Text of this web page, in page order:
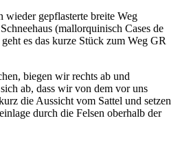
gepflasterte breite Weg
(mallorquinisch Cases de
es das kurze Stück zum Weg GR
biegen wir rechts ab und
ab, dass wir von dem vor uns
die Aussicht vom Sattel und setzen
durch die Felsen oberhalb der